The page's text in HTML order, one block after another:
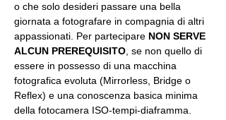
o che solo desideri passare una bella
giornata a fotografare in compagnia di altri
appassionati. Per partecipare NON SERVE
ALCUN PREREQUISITO , se non quello di
essere in possesso di una macchina
fotografica evoluta (Mirrorless, Bridge o
Reflex) e una conoscenza basica minima
della fotocamera ISO-tempi-diaframma.